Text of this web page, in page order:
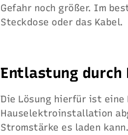
Gefahr noch größer. Im
Steckdose oder das Kabel.
Entlastung durch
Die Lösung hierfür ist
Hauselektroinstallation
Stromstärke es laden